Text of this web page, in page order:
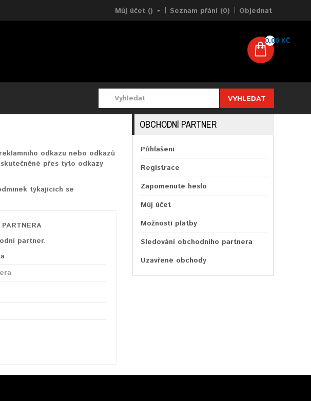
Můj účet () Seznam přání (0) Objednat
0,00 KČ
VYHLEDAT
odkazu nebo odkazů
přes tyto odkazy
týkajících se
partner.
OBCHODNÍ PARTNER
Přihlášení
Registrace
Zapomenuté heslo
Můj účet
Možnosti platby
Sledování obchodního partnera
Uzavřené obchody